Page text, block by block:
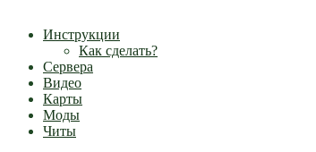
Инструкции
Как сделать?
Сервера
Видео
Карты
Моды
Читы